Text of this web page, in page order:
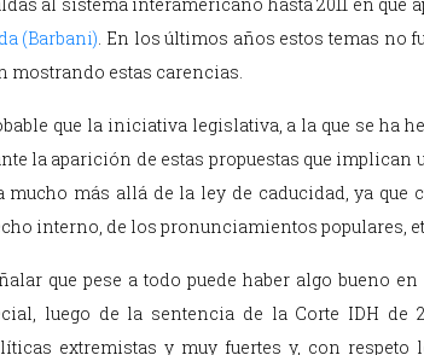
(Barbani). En los últimos años estos temas no
mostrando estas carencias.
que la iniciativa legislativa, a la que se ha
la aparición de estas propuestas que
mucho más allá de la ley de caducidad, ya
interno, de los pronunciamientos populares,
que pese a todo puede haber algo bueno
luego de la sentencia de la Corte IDH de
extremistas y muy fuertes y, con